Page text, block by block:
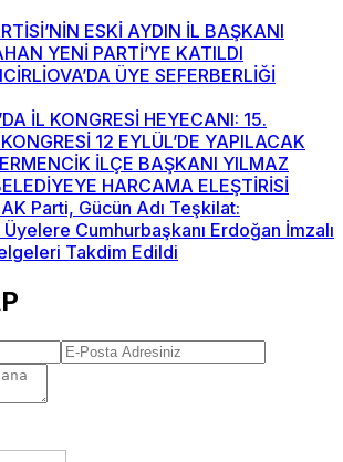
ESKİ AYDIN İL BAŞKANI
YENİ PARTİ’YE KATILDI
ÜYE SEFERBERLİĞİ
İL KONGRESİ HEYECANI: 15.
12 EYLÜL’DE YAPILACAK
İLÇE BAŞKANI YILMAZ
HARCAMA ELEŞTİRİSİ
AK Parti, Gücün Adı Teşkilat:
Üyelere Cumhurbaşkanı Erdoğan İmzalı
Takdim Edildi